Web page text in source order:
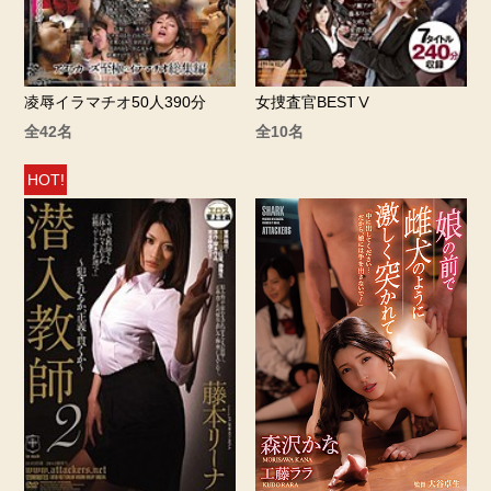
凌辱イラマチオ50人390分
全42名
女捜査官BESTⅤ
全10名
HOT!